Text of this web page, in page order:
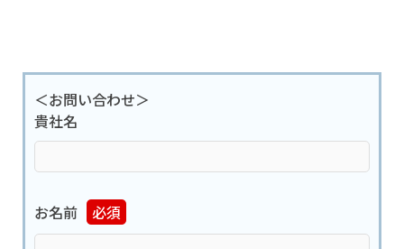
＜お問い合わせ＞
貴社名
必須
お名前